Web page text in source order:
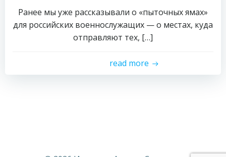
Ранее мы уже рассказывали о «пыточных ямах»
для российских военнослужащих — о местах, куда
отправляют тех, […]
read more